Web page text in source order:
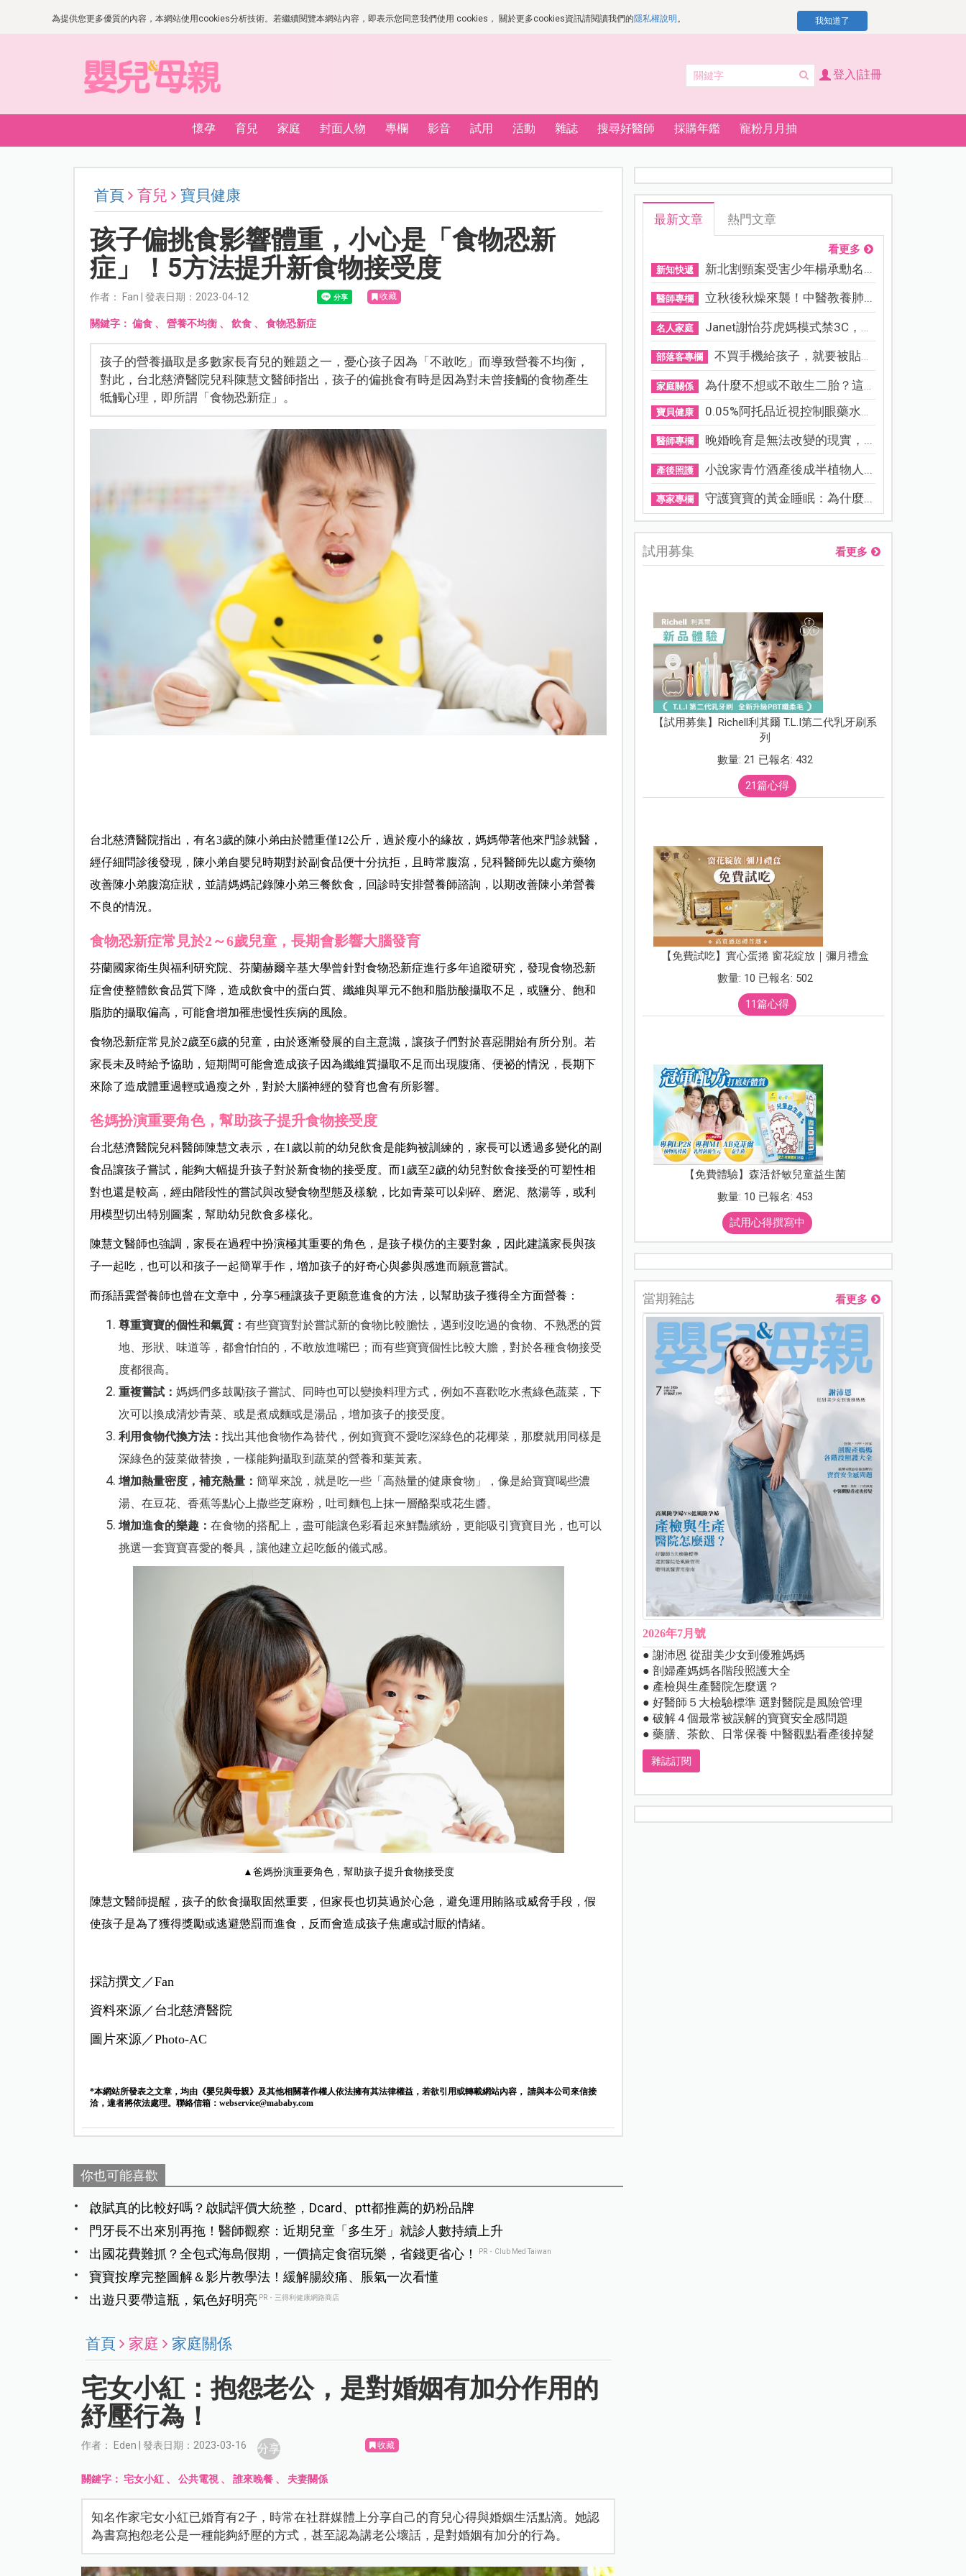
為提供您更多優質的內容，本網站使用cookies分析技術。若繼續閱覽本網站內容，即表示您同意我們使用 cookies， 關於更多cookies資訊請閱讀我們的隱私權說明 。 我知道了
登入|註冊
懷孕 育兒 家庭 封面人物 專欄 影音 試用 活動 雜誌 搜尋好醫師 採購年鑑 寵粉月月抽
首頁 育兒 寶貝健康
孩子偏挑食影響體重，小心是「食物恐新
症」！5方法提升新食物接受度
作者： Fan | 發表日期：2023-04-12 收藏
關鍵字： 偏食、 營養不均衡、 飲食、 食物恐新症
孩子的營養攝取是多數家長育兒的難題之一，憂心孩子因為「不敢吃」而導致營養不均衡，
對此，台北慈濟醫院兒科陳慧文醫師指出，孩子的偏挑食有時是因為對未曾接觸的食物產生
牴觸心理，即所謂「食物恐新症」。
台北慈濟醫院指出，有名3歲的陳小弟由於體重僅12公斤，過於瘦小的緣故，媽媽帶著他來門診就醫，
經仔細問診後發現，陳小弟自嬰兒時期對於副食品便十分抗拒，且時常腹瀉，兒科醫師先以處方藥物
改善陳小弟腹瀉症狀，並請媽媽記錄陳小弟三餐飲食，回診時安排營養師諮詢，以期改善陳小弟營養
不良的情況。
食物恐新症常見於2 ～6歲兒童，長期會影響大腦發育
芬蘭國家衛生與福利研究院、芬蘭赫爾辛基大學曾針對食物恐新症進行多年追蹤研究，發現食物恐新
症會使整體飲食品質下降，造成飲食中的蛋白質、纖維與單元不飽和脂肪酸攝取不足，或鹽分、飽和
脂肪的攝取偏高，可能會增加罹患慢性疾病的風險。
食物恐新症常見於2歲至6歲的兒童，由於逐漸發展的自主意識，讓孩子們對於喜惡開始有所分別。若
家長未及時給予協助，短期間可能會造成孩子因為纖維質攝取不足而出現腹痛、便祕的情況，長期下
來除了造成體重過輕或過瘦之外，對於大腦神經的發育也會有所影響。
爸媽扮演重要角色，幫助孩子提升食物接受度
台北慈濟醫院兒科醫師陳慧文表示，在1歲以前的幼兒飲食是能夠被訓練的，家長可以透過多變化的副
食品讓孩子嘗試，能夠大幅提升孩子對於新食物的接受度。而1歲至2歲的幼兒對飲食接受的可塑性相
對也還是較高，經由階段性的嘗試與改變食物型態及樣貌，比如青菜可以剁碎、磨泥、熬湯等，或利
用模型切出特別圖案，幫助幼兒飲食多樣化。
陳慧文醫師也強調，家長在過程中扮演極其重要的角色，是孩子模仿的主要對象，因此建議家長與孩
子一起吃，也可以和孩子一起簡單手作，增加孩子的好奇心與參與感進而願意嘗試。
而孫語霙營養師也曾在文章中，分享5種讓孩子更願意進食的方法，以幫助孩子獲得全方面營養：
尊重寶寶的個性和氣質： 有些寶寶對於嘗試新的食物比較膽怯，遇到沒吃過的食物、不熟悉的質
地、形狀、味道等，都會怕怕的，不敢放進嘴巴；而有些寶寶個性比較大膽，對於各種食物接受
度都很高。
重複嘗試： 媽媽們多鼓勵孩子嘗試、同時也可以變換料理方式，例如不喜歡吃水煮綠色蔬菜，下
次可以換成清炒青菜、或是煮成麵或是湯品，增加孩子的接受度。
利用食物代換方法： 找出其他食物作為替代，例如寶寶不愛吃深綠色的花椰菜，那麼就用同樣是
深綠色的菠菜做替換，一樣能夠攝取到蔬菜的營養和葉黃素。
增加熱量密度，補充熱量： 簡單來說，就是吃一些「高熱量的健康食物」，像是給寶寶喝些濃
湯、在豆花、香蕉等點心上撒些芝麻粉，吐司麵包上抹一層酪梨或花生醬。
增加進食的樂趣： 在食物的搭配上，盡可能讓色彩看起來鮮豔繽紛，更能吸引寶寶目光，也可以
挑選一套寶寶喜愛的餐具，讓他建立起吃飯的儀式感。
▲ 爸媽扮演重要角色，幫助孩子提升食物接受度
陳慧文醫師提醒，孩子的飲食攝取固然重要，但家長也切莫過於心急，避免運用賄賂或威脅手段，假
使孩子是為了獲得獎勵或逃避懲罰而進食，反而會造成孩子焦慮或討厭的情緒。
採訪撰文／Fan
資料來源／台北慈濟醫院
圖片來源／Photo-AC
*本網站所發表之文章，均由《嬰兒與母親》及其他相關著作權人依法擁有其法律權益，若欲引用或轉載網站內容， 請與本公司來信接
洽，違者將依法處理。聯絡信箱： webservice@mababy.com
你也可能喜歡
啟賦真的比較好嗎？啟賦評價大統整，Dcard、ptt都推薦的奶粉品牌
門牙長不出來別再拖！醫師觀察：近期兒童「多生牙」就診人數持續上升
出國花費難抓？全包式海島假期，一價搞定食宿玩樂，省錢更省心！
PR・Club Med Taiwan
寶寶按摩完整圖解＆影片教學法！緩解腸絞痛、脹氣一次看懂
出遊只要帶這瓶，氣色好明亮 PR・三得利健康網路商店
首頁 家庭 家庭關係
宅女小紅：抱怨老公，是對婚姻有加分作用的
紓壓行為！
作者： Eden | 發表日期：2023-03-16 分享 收藏
關鍵字：宅女小紅 、公共電視 、誰來晚餐 、 夫妻關係
知名作家宅女小紅已婚育有2子，時常在社群媒體上分享自己的育兒心得與婚姻生活點滴。她認
為書寫抱怨老公是一種能夠紓壓的方式，甚至認為講老公壞話，是對婚姻有加分的行為。
最新文章 熱門文章
看更多
新知快遞 新北割頸案受害少年楊承勳名...
醫師專欄 立秋後秋燥來襲！中醫教養肺...
名人家庭 Janet謝怡芬虎媽模式禁3C，看...
部落客專欄 不買手機給孩子，就要被貼「...
家庭關係 為什麼不想或不敢生二胎？這8...
寶貝健康 0.05%阿托品近視控制眼藥水納...
醫師專欄 晚婚晚育是無法改變的現實，...
產後照護 小說家青竹酒產後成半植物人...
專家專欄 守護寶寶的黃金睡眠：為什麼...
試用募集 看更多
【試用募集】Richell利其爾 T.L.I第二代乳牙刷系
列
數量: 21 已報名: 432
21篇心得
【免費試吃】實心蛋捲 窗花綻放｜彌月禮盒
數量: 10 已報名: 502
11篇心得
【免費體驗】森活舒敏兒童益生菌
數量: 10 已報名: 453
試用心得撰寫中
當期雜誌 看更多
2026年7月號
● 謝沛恩 從甜美少女到優雅媽媽
● 剖婦產媽媽各階段照護大全
● 產檢與生產醫院怎麼選？
● 好醫師５大檢驗標準 選對醫院是風險管理
● 破解４個最常被誤解的寶寶安全感問題
● 藥膳、茶飲、日常保養 中醫觀點看產後掉髮
雜誌訂閱